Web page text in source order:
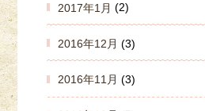
2017年1月 (2)
2016年12月 (3)
2016年11月 (3)